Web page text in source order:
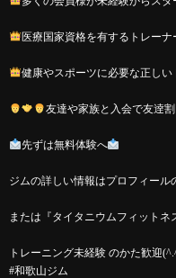
医療国家資格を有するトレーナ
健康やスポーツに必要な正し
友達や家族と入会で友逹割
先ずは無料体験へ
ジムの詳しい情報はプロフィー
または『タイタニウムフィットネ
トレーニング未経験 のかた歓迎
#和歌山ジム